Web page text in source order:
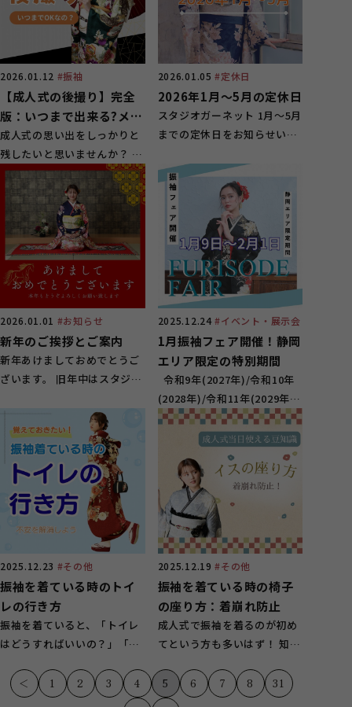
2026.01.12 #振袖
【成人式の後撮り】完全
版：いつまで出来る?メリ
ットや失敗談など
成人式の思い出をしっかりと
残したいと思いませんか？ 振
袖姿の写真を残す方法...
2026.01.05#定休日
2026年1月～5月の定休日
スタジオガーネット 1月～5月
までの定休日をお知らせいた
2026.01.01 #お知らせ
新年のご挨拶とご案内
新年あけましておめでとうご
ざいます。 旧年中はスタジオ
2025.12.24#イベント・展示会
1月振袖フェア開催！静岡
エリア限定の特別期間
令和9年(2027年)/令和10年
(2028年)/令和11年(2029年)
に成人式をお迎えに...
2025.12.23 #その他
振袖を着ている時のトイ
レの行き方
振袖を着ていると、「トイレ
はどうすればいいの？」「汚
2025.12.19#その他
振袖を着ている時の椅子
の座り方：着崩れ防止
成人式で振袖を着るのが初め
てという方も多いはず！ 知ら
＜
1 2 3 4 5 6 7 8
31